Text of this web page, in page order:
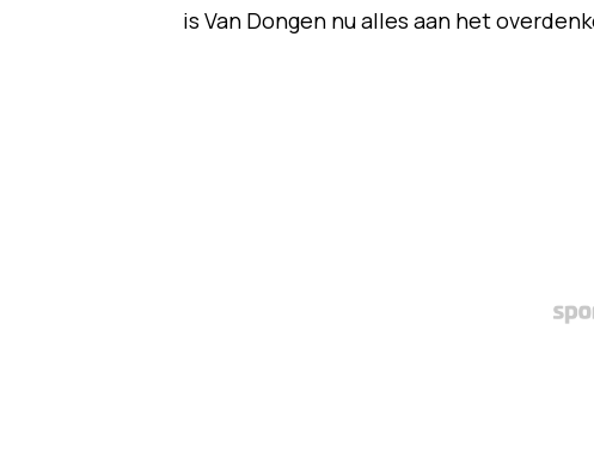
is Van Dongen nu alles aan het